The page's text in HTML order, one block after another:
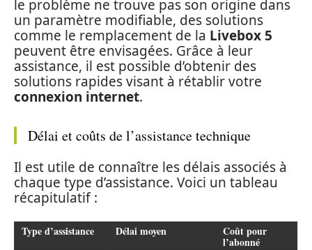
le problème ne trouve pas son origine dans
un paramètre modifiable, des solutions
comme le remplacement de la Livebox 5
peuvent être envisagées. Grâce à leur
assistance, il est possible d’obtenir des
solutions rapides visant à rétablir votre
connexion internet.
Délai et coûts de l’assistance technique
Il est utile de connaître les délais associés à
chaque type d’assistance. Voici un tableau
récapitulatif :
Type d’assistance Délai moyen Coût pour
l’abonné